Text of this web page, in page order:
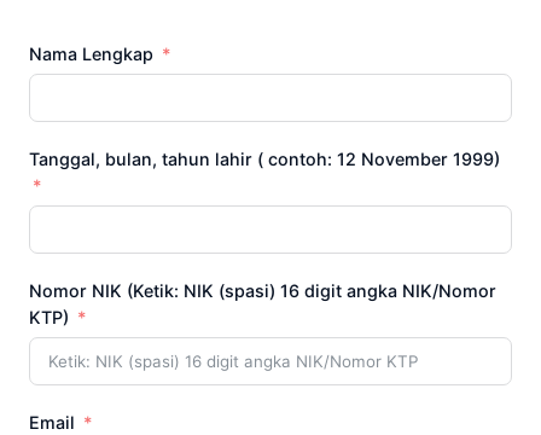
Nama Lengkap
Tanggal, bulan, tahun lahir ( contoh: 12 November 1999)
Nomor NIK (Ketik: NIK (spasi) 16 digit angka NIK/Nomor
KTP)
Email